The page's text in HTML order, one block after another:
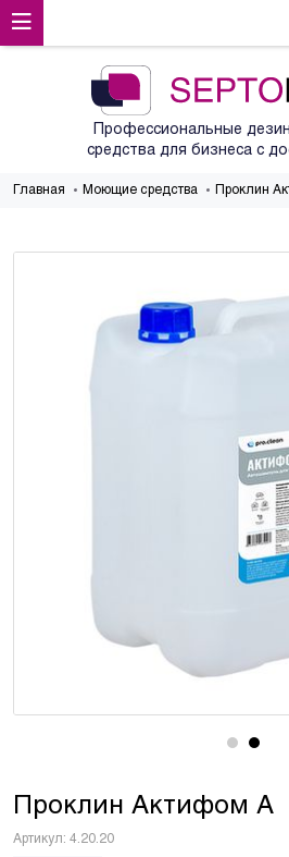
Профессиональные
средства для бизнеса с
Главная Моющие средства Проклин
Проклин Актифом А
Артикул: 4.20.20